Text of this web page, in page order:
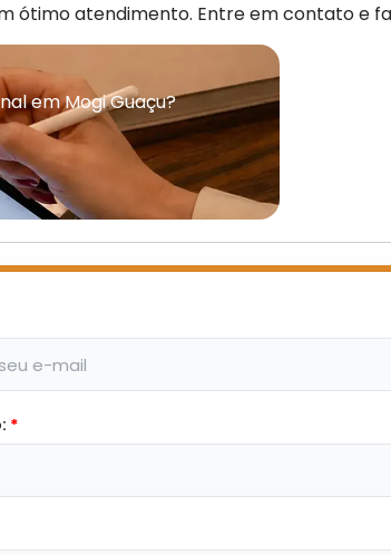
ótimo atendimento. Entre em contato e
em Mogi Guaçu?
*